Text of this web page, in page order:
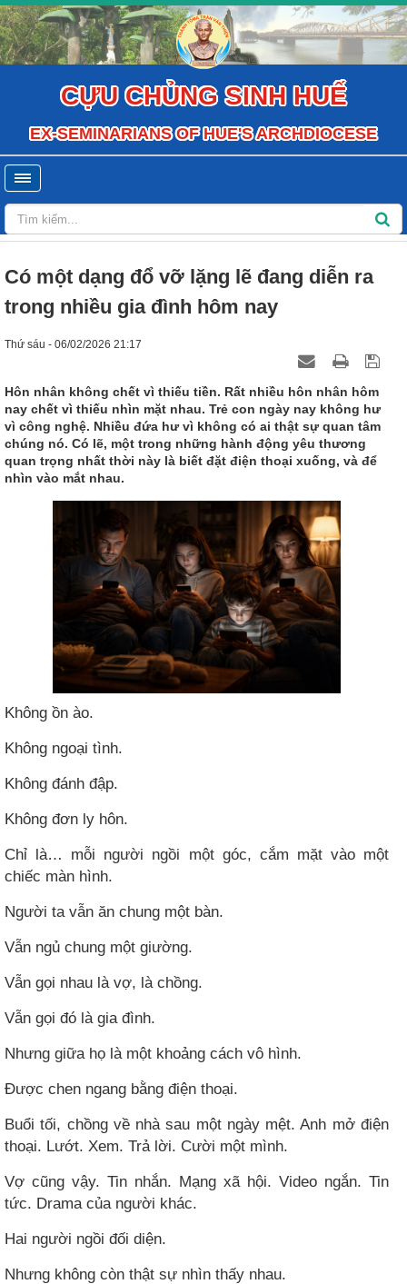
CỰU CHỦNG SINH HUẾ
EX-SEMINARIANS OF HUE'S ARCHDIOCESE
Có một dạng đổ vỡ lặng lẽ đang diễn ra
trong nhiều gia đình hôm nay
Thứ sáu - 06/02/2026 21:17
Hôn nhân không chết vì thiếu tiền. Rất nhiều hôn nhân hôm
nay chết vì thiếu nhìn mặt nhau. Trẻ con ngày nay không hư
vì công nghệ. Nhiều đứa hư vì không có ai thật sự quan tâm
chúng nó. Có lẽ, một trong những hành động yêu thương
quan trọng nhất thời này là biết đặt điện thoại xuống, và để
nhìn vào mắt nhau.
Không ồn ào.
Không ngoại tình.
Không đánh đập.
Không đơn ly hôn.
Chỉ là… mỗi người ngồi một góc, cắm mặt vào một
chiếc màn hình.
Người ta vẫn ăn chung một bàn.
Vẫn ngủ chung một giường.
Vẫn gọi nhau là vợ, là chồng.
Vẫn gọi đó là gia đình.
Nhưng giữa họ là một khoảng cách vô hình.
Được chen ngang bằng điện thoại.
Buổi tối, chồng về nhà sau một ngày mệt. Anh mở điện
thoại. Lướt. Xem. Trả lời. Cười một mình.
Vợ cũng vậy. Tin nhắn. Mạng xã hội. Video ngắn. Tin
tức. Drama của người khác.
Hai người ngồi đối diện.
Nhưng không còn thật sự nhìn thấy nhau.